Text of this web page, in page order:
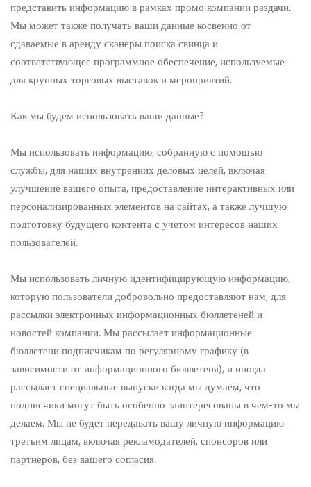
представить информацию в рамках промо компании раздачи.
Мы может также получать ваши данные косвенно от
сдаваемые в аренду сканеры поиска свинца и
соответствующее программное обеспечение, используемые
для крупных торговых выставок и мероприятий.
Как мы будем использовать ваши данные?
Мы использовать информацию, собранную с помощью
службы, для наших внутренних деловых целей, включая
улучшение вашего опыта, предоставление интерактивных или
персонализированных элементов на сайтах, а также лучшую
подготовку будущего контента с учетом интересов наших
пользователей.
Мы использовать личную идентифицирующую информацию,
которую пользователи добровольно предоставляют нам, для
рассылки электронных информационных бюллетеней и
новостей компании. Мы рассылает информационные
бюллетени подписчикам по регулярному графику (в
зависимости от информационного бюллетеня), и иногда
рассылает специальные выпуски когда мы думаем, что
подписчики могут быть особенно заинтересованы в чем-то мы
делаем. Мы не будет передавать вашу личную информацию
третьим лицам, включая рекламодателей, спонсоров или
партнеров, без вашего согласия.